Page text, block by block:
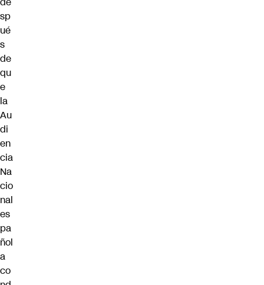
sp
ué
s
de
qu
e
la
Au
di
en
cia
Na
cio
nal
es
pa
ñol
a
co